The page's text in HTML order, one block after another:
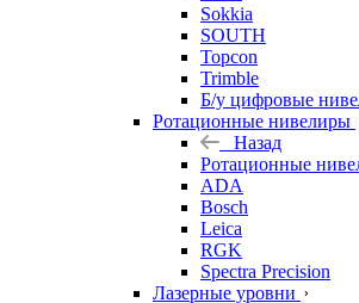
Sokkia
SOUTH
Topcon
Trimble
Б/у цифровые
Ротационные нивелиры
Назад
Ротационные
ADA
Bosch
Leica
RGK
Spectra Precision
Лазерные уровни